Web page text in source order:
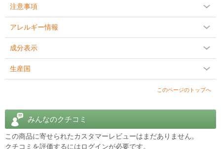
・ビタミン・ミネラルをバランスよく配合
・オーガニックスピルリナ、クロレラを配合
・プロバイオティクスブレンド配合
・ベータグルカン含有キノコブレンド配合
・オーガニックベリーブレンド配合
・1日1粒タイプ
・不要なフィラーや結合剤を使用しない設計
「単なるマルチビタミンではなく、自然由来のスーパーフードを組
す。
■こんな方におすすめ
・毎日の栄養バランスが気になる方
注意事項
アレルギー情報
成分表示
生産国
このページのトップへ
みんなのクチコミ
この商品に寄せられたカスタマーレビューはまだありません。
クチコミを評価するにはログインが必要です。